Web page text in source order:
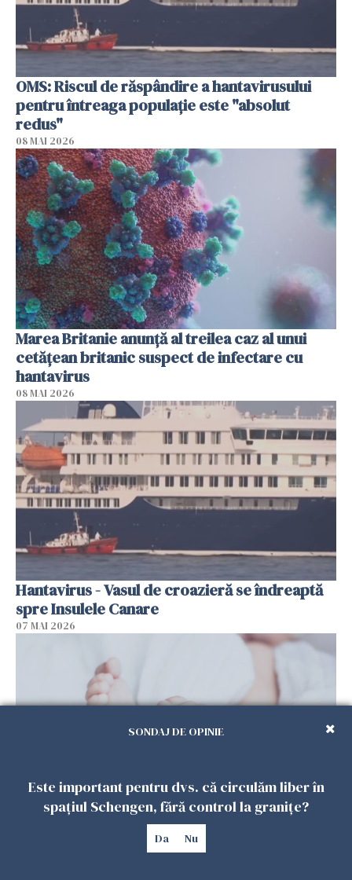
OMS: Riscul de răspândire a hantavirusului
pentru întreaga populaţie este "absolut
redus"
08 MAI 2026
Marea Britanie anunţă al treilea caz al unui
cetăţean britanic suspect de infectare cu
hantavirus
08 MAI 2026
Hantavirus - Vasul de croazieră se îndreaptă
spre Insulele Canare
07 MAI 2026
O femeie din Spania va fi despăgubită cu
peste 13 milioane de euro pentru neglijenţă
SONDAJ DE OPINIE
Este important pentru dvs. că circulăm liber în
spațiul Schengen, fără control la granițe?
Da Nu